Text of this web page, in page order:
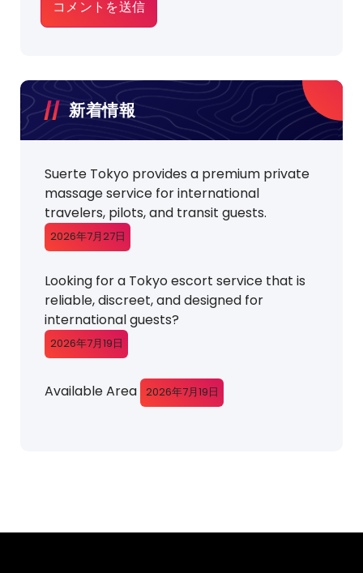
新着情報
Suerte Tokyo provides a premium private
massage service for international
travelers, pilots, and transit guests.
2026年7月27日
Looking for a Tokyo escort service that is
reliable, discreet, and designed for
international guests?
2026年7月19日
Available Area 2026年7月19日